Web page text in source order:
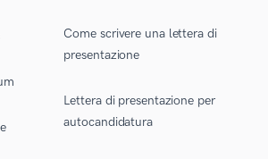
Come scrivere una lettera di
presentazione
Lettera di presentazione per
autocandidatura